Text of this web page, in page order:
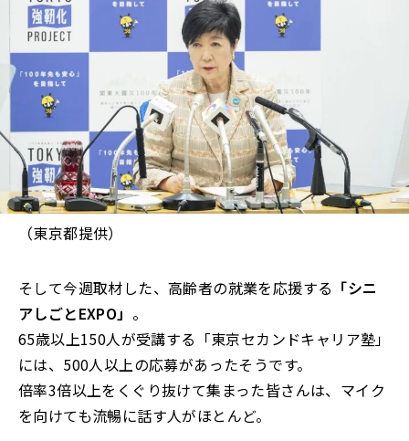
（東京都提供）
そして今週取材した、高齢者の就業を応援する 「シニ
アしごとEXPO」 。
65歳以上150人が受講する「東京セカンドキャリア塾」
には、500人以上の応募があったそうです。
倍率3倍以上をくぐり抜けて集まった皆さんは、マイク
を向けても流暢に話す人がほとんど。